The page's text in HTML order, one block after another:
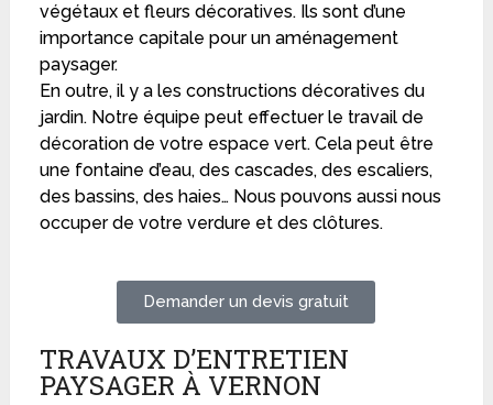
végétaux et fleurs décoratives. Ils sont d’une
importance capitale pour un aménagement
paysager.
En outre, il y a les constructions décoratives du
jardin. Notre équipe peut effectuer le travail de
décoration de votre espace vert. Cela peut être
une fontaine d’eau, des cascades, des escaliers,
des bassins, des haies… Nous pouvons aussi nous
occuper de votre verdure et des clôtures.
Demander un devis gratuit
TRAVAUX D’ENTRETIEN
PAYSAGER À VERNON